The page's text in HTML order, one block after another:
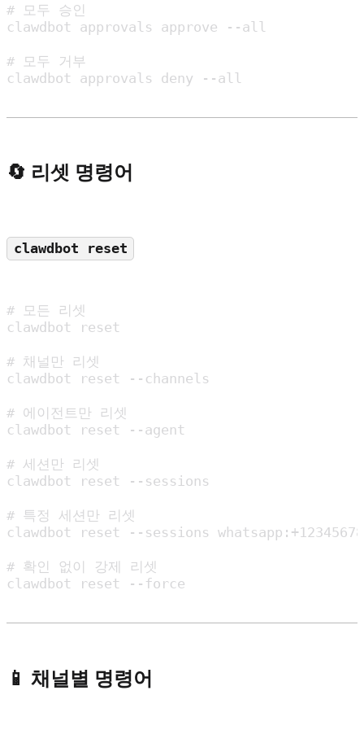
# 모두 승인
clawdbot approvals approve --all
# 모두 거부
clawdbot approvals deny --all
🔄 리셋 명령어
clawdbot reset
# 모든 리셋
clawdbot reset
# 채널만 리셋
clawdbot reset --channels
# 에이전트만 리셋
clawdbot reset --agent
# 세션만 리셋
clawdbot reset --sessions
# 특정 세션만 리셋
clawdbot reset --sessions
# 확인 없이 강제 리셋
clawdbot reset --force
📱 채널별 명령어